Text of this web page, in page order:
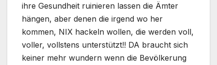
ihre Gesundheit ruinieren lassen die Ämter
hängen, aber denen die irgend wo her
kommen, NIX hackeln wollen, die werden voll,
voller, vollstens unterstützt!! DA braucht sich
keiner mehr wundern wenn die Bevölkerung